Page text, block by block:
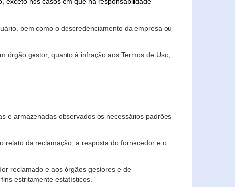
bem como o descredenciamento da empresa ou
órgão gestor, quanto à infração aos Termos de Uso,
e armazenadas observados os necessários padrões
relato da reclamação, a resposta do fornecedor e o
reclamado e aos órgãos gestores e de
estritamente estatísticos.